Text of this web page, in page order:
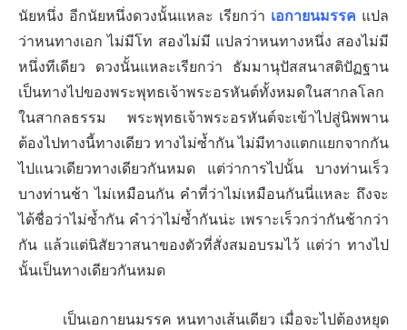
นัยหนึ่ง อีกนัยหนึ่งดวงนั้นแหละ เรียกว่า เอกายนมรรค แปล
ว่าหนทางเอก ไม่มีโท สองไม่มี แปลว่าหนทางหนึ่ง สองไม่มี
หนึ่งทีเดียว ดวงนั้นแหละเรียกว่า ธัมมานุปัสสนาสติปัฏฐาน
เป็นทางไปของพระพุทธเจ้าพระอรหันต์ทั้งหมดในสากลโลก
ในสากลธรรม พระพุทธเจ้าพระอรหันต์จะเข้าไปสู่นิพพาน
ต้องไปทางนี้ทางเดียว ทางไม่ซ้ำกัน ไม่มีทางแตกแยกจากกัน
ไปแนวเดียวทางเดียวกันหมด แต่ว่าการไปนั้น บางท่านเร็ว
บางท่านช้า ไม่เหมือนกัน คำที่ว่าไม่เหมือนกันนี่แหละ ถึงจะ
ได้ชื่อว่าไม่ซ้ำกัน คำว่าไม่ซ้ำกันน่ะ เพราะเร็วกว่ากันช้ากว่า
กัน แล้วแต่นิสัยวาสนาของตัวที่สั่งสมอบรมไว้ แต่ว่า ทางไป
นั้นเป็นทางเดียวกันหมด
เป็นเอกายนมรรค หนทางเส้นเดียว เมื่อจะไปต้องหยุด